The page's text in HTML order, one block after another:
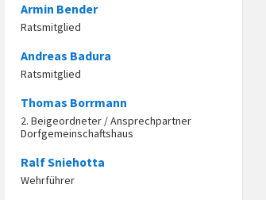
Armin Bender
Ratsmitglied
Andreas Badura
Ratsmitglied
Thomas Borrmann
2. Beigeordneter / Ansprechpartner
Dorfgemeinschaftshaus
Ralf Sniehotta
Wehrführer